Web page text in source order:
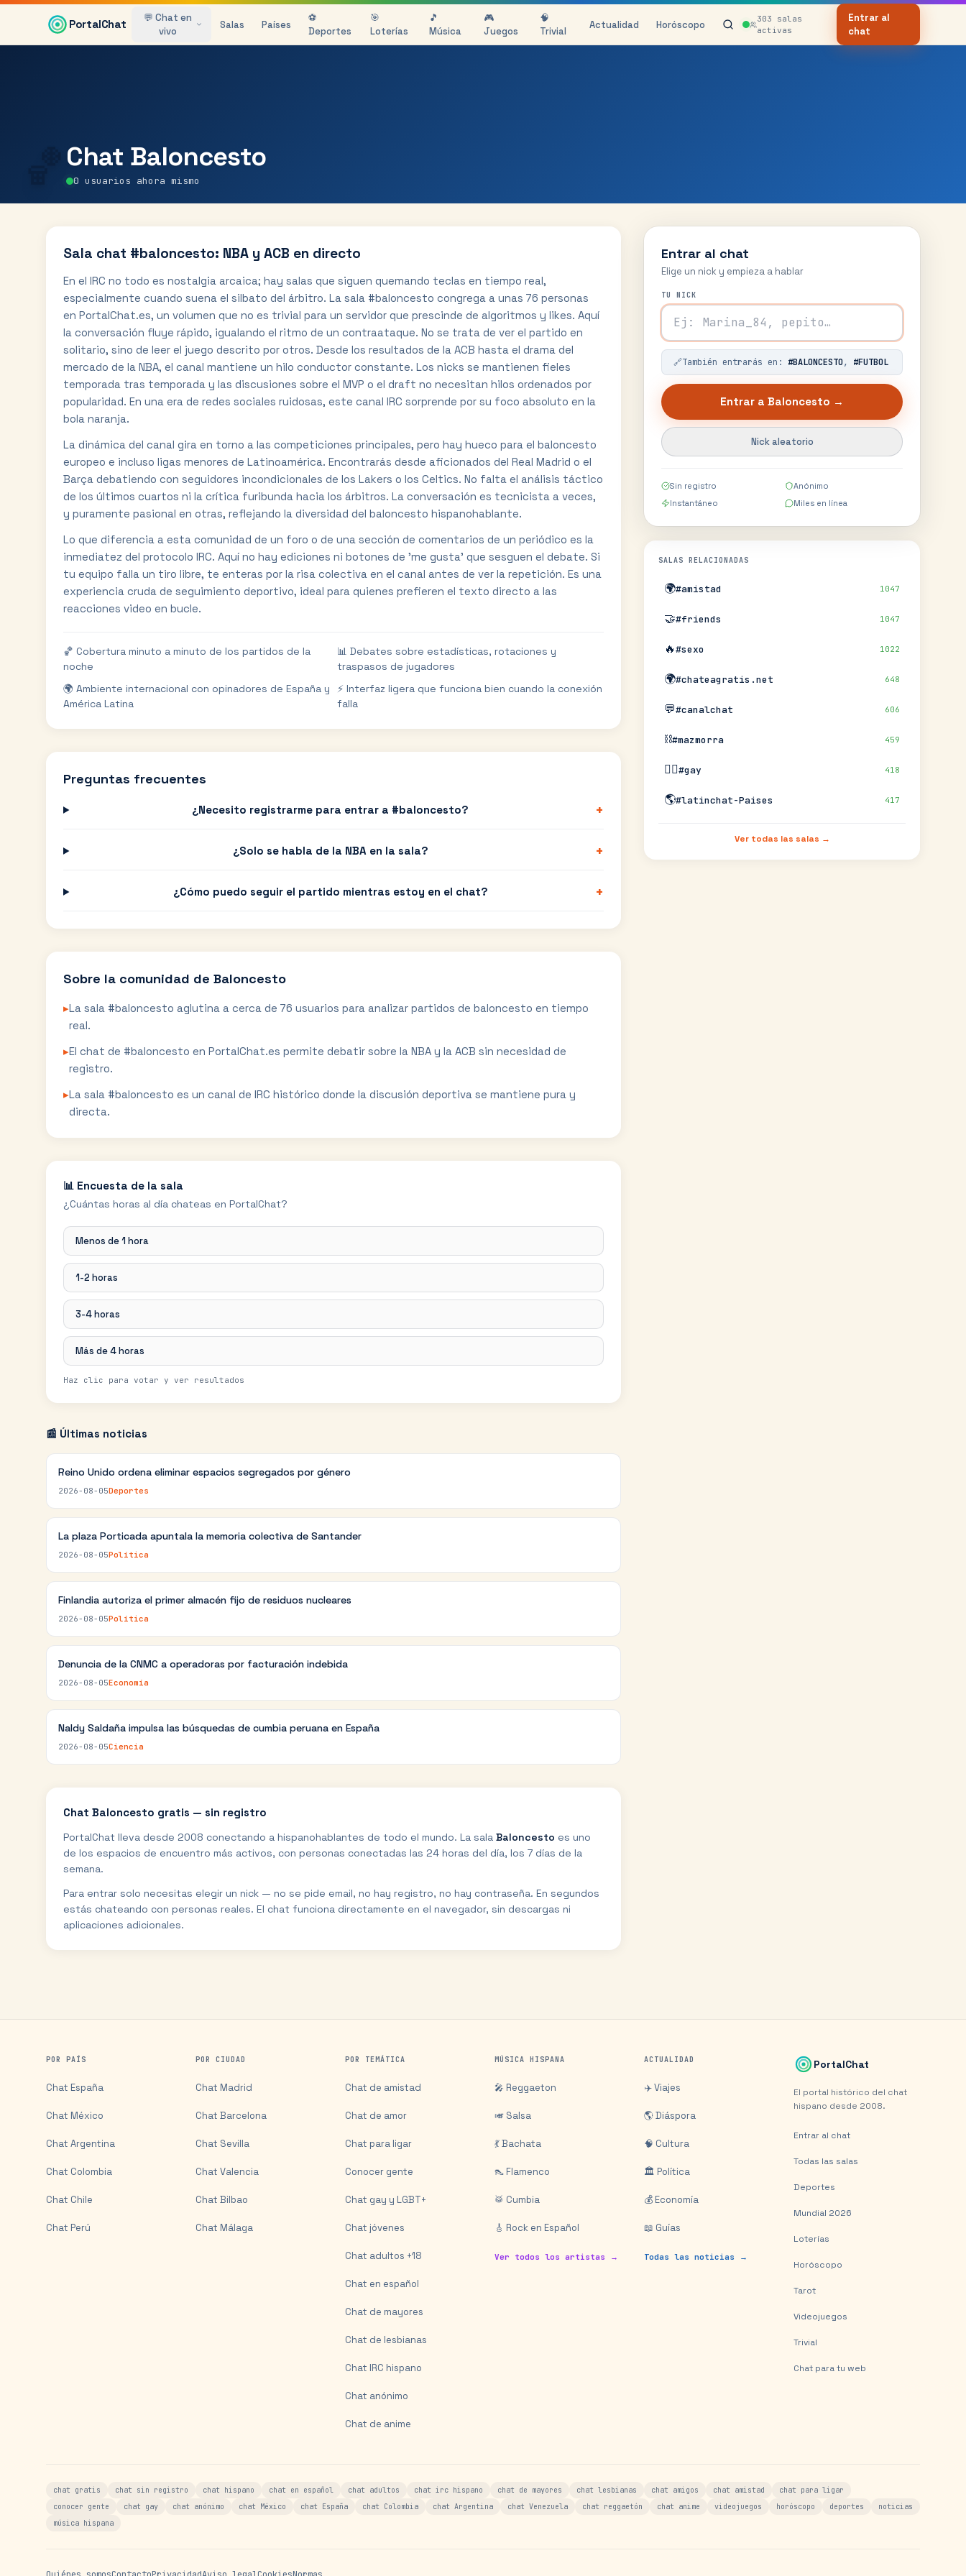
Saltar al contenido principal
PortalChat
💬 Chat en
vivo
Salas Países
⚽
Deportes
🎯
Loterías
🎵
Música
🎮
Juegos
🧠
Trivial
Actualidad Horóscopo 303 salas
activas
Entrar al
chat
Chat Baloncesto
0 usuarios ahora mismo
Entrar al chat
Elige un nick y empieza a hablar
TU NICK
🔗También entrarás en: #BALONCESTO, #FUTBOL
Entrar a Baloncesto →
Nick aleatorio
Sin registro
Anónimo
Instantáneo
Miles en línea
SALAS RELACIONADAS
🌍#amistad 1047
🤝#friends 1047
🔥#sexo 1022
🌍#chateagratis.net 648
💬#canalchat 606
⛓️#mazmorra 459
🏳️‍🌈#gay 418
🌎#latinchat-Paises 417
Ver todas las salas →
Sala chat #baloncesto: NBA y ACB en directo
En el IRC no todo es nostalgia arcaica; hay salas que siguen quemando teclas en tiempo real,
especialmente cuando suena el silbato del árbitro. La sala #baloncesto congrega a unas 76 personas
en PortalChat.es, un volumen que no es trivial para un servidor que prescinde de algoritmos y likes. Aquí
la conversación fluye rápido, igualando el ritmo de un contraataque. No se trata de ver el partido en
solitario, sino de leer el juego descrito por otros. Desde los resultados de la ACB hasta el drama del
mercado de la NBA, el canal mantiene un hilo conductor constante. Los nicks se mantienen fieles
temporada tras temporada y las discusiones sobre el MVP o el draft no necesitan hilos ordenados por
popularidad. En una era de redes sociales ruidosas, este canal IRC sorprende por su foco absoluto en la
bola naranja.
La dinámica del canal gira en torno a las competiciones principales, pero hay hueco para el baloncesto
europeo e incluso ligas menores de Latinoamérica. Encontrarás desde aficionados del Real Madrid o el
Barça debatiendo con seguidores incondicionales de los Lakers o los Celtics. No falta el análisis táctico
de los últimos cuartos ni la crítica furibunda hacia los árbitros. La conversación es tecnicista a veces,
y puramente pasional en otras, reflejando la diversidad del baloncesto hispanohablante.
Lo que diferencia a esta comunidad de un foro o de una sección de comentarios de un periódico es la
inmediatez del protocolo IRC. Aquí no hay ediciones ni botones de 'me gusta' que sesguen el debate. Si
tu equipo falla un tiro libre, te enteras por la risa colectiva en el canal antes de ver la repetición. Es una
experiencia cruda de seguimiento deportivo, ideal para quienes prefieren el texto directo a las
reacciones video en bucle.
🏀 Cobertura minuto a minuto de los partidos de la
noche
📊 Debates sobre estadísticas, rotaciones y
traspasos de jugadores
🌍 Ambiente internacional con opinadores de España y
América Latina
⚡ Interfaz ligera que funciona bien cuando la conexión
falla
Preguntas frecuentes
¿Necesito registrarme para entrar a #baloncesto? +
¿Solo se habla de la NBA en la sala? +
¿Cómo puedo seguir el partido mientras estoy en el chat? +
Sobre la comunidad de Baloncesto
▸La sala #baloncesto aglutina a cerca de 76 usuarios para analizar partidos de baloncesto en tiempo
real.
▸El chat de #baloncesto en PortalChat.es permite debatir sobre la NBA y la ACB sin necesidad de
registro.
▸La sala #baloncesto es un canal de IRC histórico donde la discusión deportiva se mantiene pura y
directa.
📊 Encuesta de la sala
¿Cuántas horas al día chateas en PortalChat?
Menos de 1 hora
1-2 horas
3-4 horas
Más de 4 horas
Haz clic para votar y ver resultados
📰 Últimas noticias
Reino Unido ordena eliminar espacios segregados por género
2026-08-05Deportes
La plaza Porticada apuntala la memoria colectiva de Santander
2026-08-05Política
Finlandia autoriza el primer almacén fijo de residuos nucleares
2026-08-05Política
Denuncia de la CNMC a operadoras por facturación indebida
2026-08-05Economía
Naldy Saldaña impulsa las búsquedas de cumbia peruana en España
2026-08-05Ciencia
Chat Baloncesto gratis — sin registro
PortalChat lleva desde 2008 conectando a hispanohablantes de todo el mundo. La sala Baloncesto es uno
de los espacios de encuentro más activos, con personas conectadas las 24 horas del día, los 7 días de la
semana.
Para entrar solo necesitas elegir un nick — no se pide email, no hay registro, no hay contraseña. En segundos
estás chateando con personas reales. El chat funciona directamente en el navegador, sin descargas ni
aplicaciones adicionales.
POR PAÍS
Chat España
Chat México
Chat Argentina
Chat Colombia
Chat Chile
Chat Perú
POR CIUDAD
Chat Madrid
Chat Barcelona
Chat Sevilla
Chat Valencia
Chat Bilbao
Chat Málaga
POR TEMÁTICA
Chat de amistad
Chat de amor
Chat para ligar
Conocer gente
Chat gay y LGBT+
Chat jóvenes
Chat adultos +18
Chat en español
Chat de mayores
Chat de lesbianas
Chat IRC hispano
Chat anónimo
Chat de anime
MÚSICA HISPANA
🎤 Reggaeton
🎺 Salsa
💃 Bachata
👠 Flamenco
🥁 Cumbia
🎸 Rock en Español
Ver todos los artistas →
ACTUALIDAD
✈️ Viajes
🌎 Diáspora
🧠 Cultura
🏛️ Política
💰 Economía
📖 Guías
Todas las noticias →
PortalChat
El portal histórico del chat
hispano desde 2008.
Entrar al chat
Todas las salas
Deportes
Mundial 2026
Loterías
Horóscopo
Tarot
Videojuegos
Trivial
Chat para tu web
chat gratis chat sin registro chat hispano chat en español chat adultos chat irc hispano chat de mayores chat lesbianas chat amigos chat amistad
chat para ligar
conocer gente
chat gay chat anónimo chat México chat España chat Colombia chat Argentina chat Venezuela chat reggaetón chat anime videojuegos horóscopo deportes
noticias
música hispana